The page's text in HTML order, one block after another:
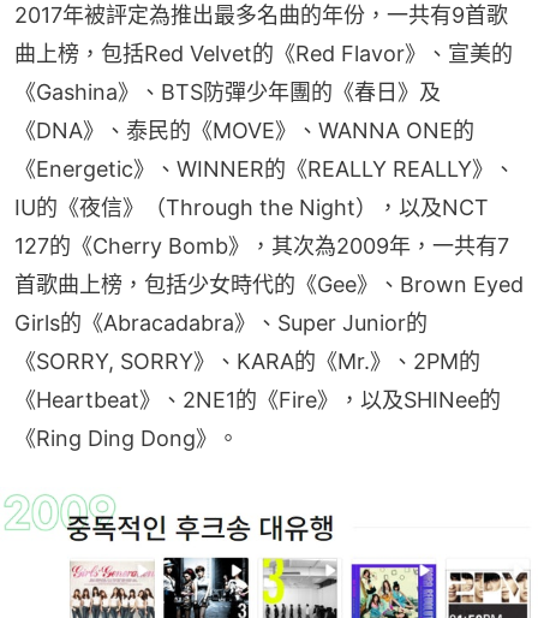
2017年被評定為推出最多名曲的年份，一共有9首歌
曲上榜，包括Red Velvet的《Red Flavor》、宣美的
《Gashina》、BTS防彈少年團的《春日》及
《DNA》、泰民的《MOVE》、WANNA ONE的
《Energetic》、WINNER的《REALLY REALLY》、
IU的《夜信》（Through the Night），以及NCT
127的《Cherry Bomb》，其次為2009年，一共有7
首歌曲上榜，包括少女時代的《Gee》、Brown Eyed
Girls的《Abracadabra》、Super Junior的
《SORRY, SORRY》、KARA的《Mr.》、2PM的
《Heartbeat》、2NE1的《Fire》，以及SHINee的
《Ring Ding Dong》。